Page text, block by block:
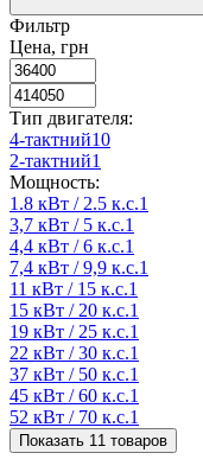
Фильтр
Цена, грн
Тип двигателя:
4-тактний10
2-тактний1
Мощность:
1.8 кВт / 2.5 к.с.1
3,7 кВт / 5 к.с.1
4,4 кВт / 6 к.с.1
7,4 кВт / 9,9 к.с.1
11 кВт / 15 к.с.1
15 кВт / 20 к.с.1
19 кВт / 25 к.с.1
22 кВт / 30 к.с.1
37 кВт / 50 к.с.1
45 кВт / 60 к.с.1
52 кВт / 70 к.с.1
Показать 11 товаров